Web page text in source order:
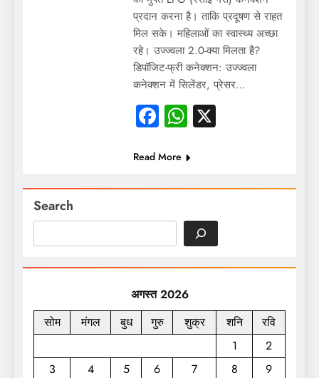
प्रदान करना है। ताकि प्रदूषण से राहत
मिल सके। महिलाओं का स्वास्थ्य अच्छा
रहे। उज्ज्वला 2.0-क्या मिलता है?
डिपॉजिट-फ्री कनेक्शन: उज्ज्वला
कनेक्शन में सिलेंडर, प्रेसर…
Facebook
WhatsApp
X
Read More
Search
अगस्त 2026
सोम
मंगल बुध गुरु शुक्र शनि
रवि
1
2
3
4 5 6 7 8
9